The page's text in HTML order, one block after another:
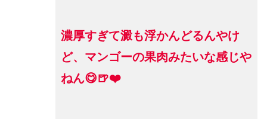
濃厚すぎて澱も浮かんどるんやけ
ど、マンゴーの果肉みたいな感じや
ねん😋🍺❤️